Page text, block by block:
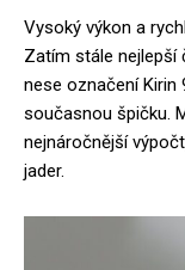
Vysoký výkon a
Zatím stále nejlepší
nese označení Kirin
současnou špičku.
nejnáročnější
jader.